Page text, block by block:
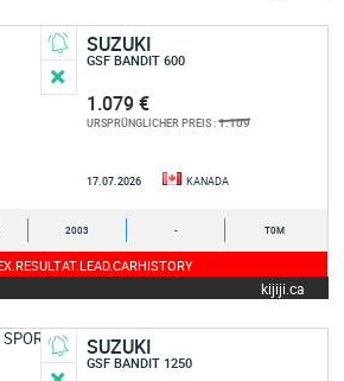
SUZUKI
GSF BANDIT 600
1.079 €
URSPRÜNGLICHER PREIS :1.109
17.07.2026 KANADA
2003 - T0M
kijiji.ca
SUZUKI
GSF BANDIT 1250